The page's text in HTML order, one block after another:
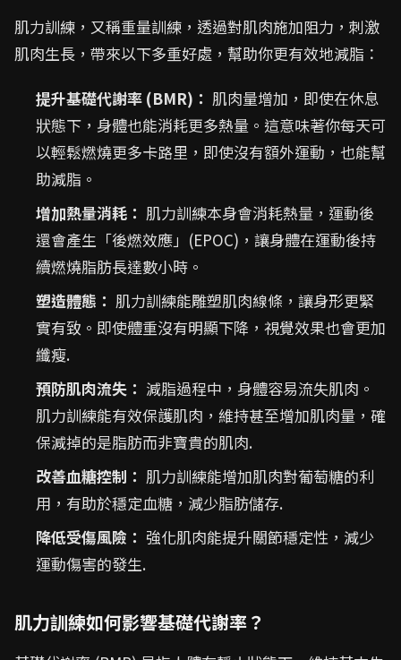
肌力訓練，又稱重量訓練，透過對肌肉施加阻力，刺激
肌肉生長，帶來以下多重好處，幫助你更有效地減脂：
提升基礎代謝率 (BMR)： 肌肉量增加，即使在休息
狀態下，身體也能消耗更多熱量。這意味著你每天可
以輕鬆燃燒更多卡路里，即使沒有額外運動，也能幫
助減脂。
增加熱量消耗： 肌力訓練本身會消耗熱量，運動後
還會產生「後燃效應」(EPOC)，讓身體在運動後持
續燃燒脂肪長達數小時。
塑造體態： 肌力訓練能雕塑肌肉線條，讓身形更緊
實有致。即使體重沒有明顯下降，視覺效果也會更加
纖瘦.
預防肌肉流失： 減脂過程中，身體容易流失肌肉。
肌力訓練能有效保護肌肉，維持甚至增加肌肉量，確
保減掉的是脂肪而非寶貴的肌肉.
改善血糖控制： 肌力訓練能增加肌肉對葡萄糖的利
用，有助於穩定血糖，減少脂肪儲存.
降低受傷風險： 強化肌肉能提升關節穩定性，減少
運動傷害的發生.
肌力訓練如何影響基礎代謝率？